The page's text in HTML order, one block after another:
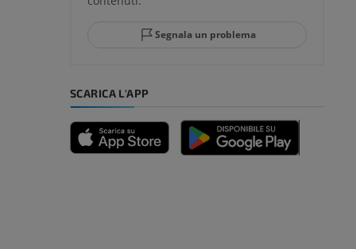
Segnala un problema
SCARICA L'APP